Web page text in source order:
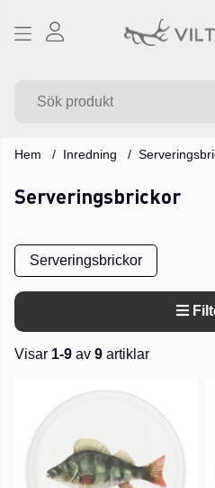
Hem Inredning
Serveringsbrickor
Serveringsbrickor
Visar 1-9 av 9 artiklar